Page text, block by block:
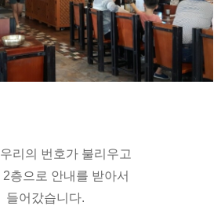
리의 번호가 불리우고
2층으로 안내를 받아서
들어갔습니다.